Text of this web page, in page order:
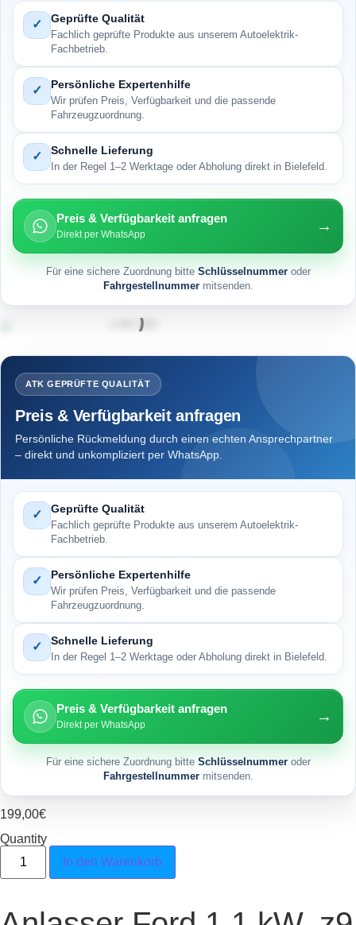
✓ Geprüfte Qualität
Fachlich geprüfte Produkte aus unserem Autoelektrik-
Fachbetrieb.
✓ Persönliche Expertenhilfe
Wir prüfen Preis, Verfügbarkeit und die passende
Fahrzeugzuordnung.
✓ Schnelle Lieferung
In der Regel 1–2 Werktage oder Abholung direkt in Bielefeld.
Preis & Verfügbarkeit anfragen
Direkt per WhatsApp →
Für eine sichere Zuordnung bitte Schlüsselnummeroder
Fahrgestellnummermitsenden.
ATK GEPRÜFTE QUALITÄT
Preis & Verfügbarkeit anfragen
Persönliche Rückmeldung durch einen echten Ansprechpartner
– direkt und unkompliziert per WhatsApp.
✓ Geprüfte Qualität
Fachlich geprüfte Produkte aus unserem Autoelektrik-
Fachbetrieb.
✓ Persönliche Expertenhilfe
Wir prüfen Preis, Verfügbarkeit und die passende
Fahrzeugzuordnung.
✓ Schnelle Lieferung
In der Regel 1–2 Werktage oder Abholung direkt in Bielefeld.
Preis & Verfügbarkeit anfragen
Direkt per WhatsApp →
Für eine sichere Zuordnung bitte Schlüsselnummeroder
Fahrgestellnummermitsenden.
199,00€
Quantity
Anlasser Ford 1,1 kW. z9 USA BOSCH x Menge
In den Warenkorb